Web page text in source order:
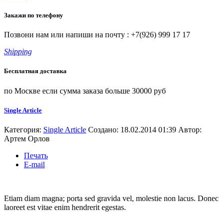
Закажи по телефону
Позвони нам или напиши на почту : +7(926) 999 17 17
Shipping
Бесплатная доставка
по Москве если сумма заказа больше 30000 руб
Single Article
Категория: Single Article Создано: 18.02.2014 01:39 Автор:
Артем Орлов
Печать
E-mail
Etiam diam magna; porta sed gravida vel, molestie non lacus. Donec
laoreet est vitae enim hendrerit egestas.